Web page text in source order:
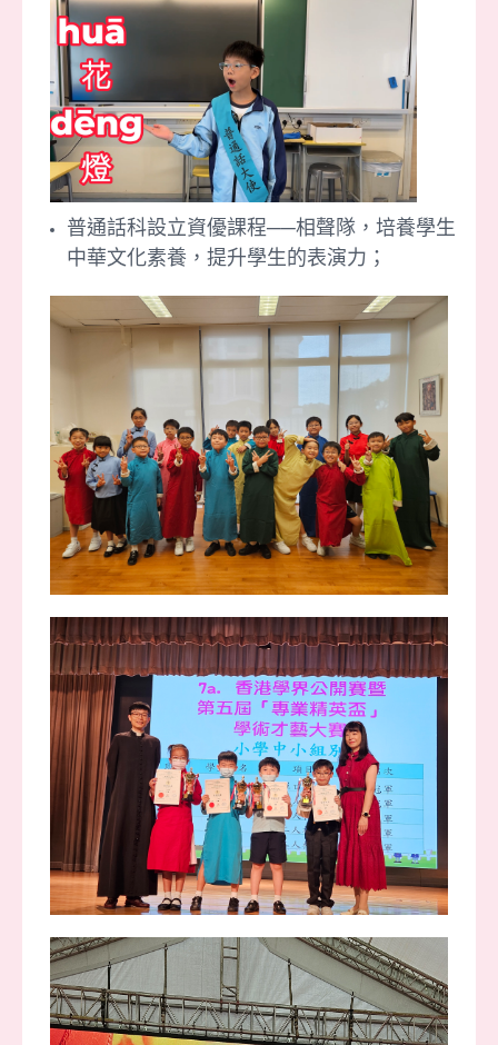
普通話科設立資優課程──相聲隊，培養學生
中華文化素養，提升學生的表演力 ；